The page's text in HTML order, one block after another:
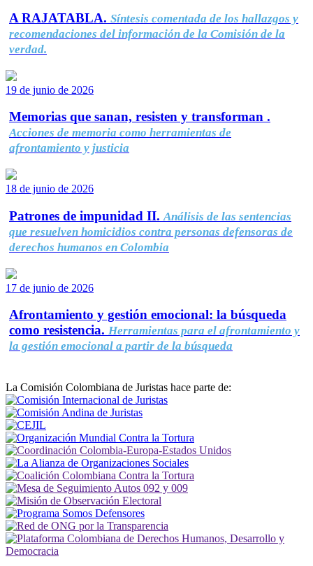
A RAJATABLA. Síntesis comentada de los hallazgos y
recomendaciones del información de la Comisión de la
verdad.
19 de junio de 2026
Memorias que sanan, resisten y transforman .
Acciones de memoria como herramientas de
afrontamiento y justicia
18 de junio de 2026
Patrones de impunidad II. Análisis de las sentencias
que resuelven homicidios contra personas defensoras de
derechos humanos en Colombia
17 de junio de 2026
Afrontamiento y gestión emocional: la búsqueda
como resistencia. Herramientas para el afrontamiento y
la gestión emocional a partir de la búsqueda
La Comisión Colombiana de Juristas hace parte de: